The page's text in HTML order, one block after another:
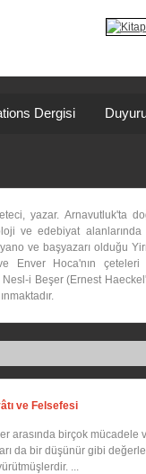
Dergisi
yazar. Arnavutluk'ta
ve edebiyat
ve başyazarı olduğu
Enver Hoca'nın
i Beşer (Ernest
ve Felsefesi
arasında birçok mücadele
da bir düşünür gibi
...